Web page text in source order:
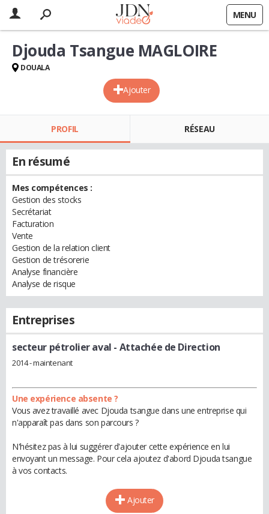
MENU
Ajouter
Djouda Tsangue MAGLOIRE
DOUALA
PROFIL RÉSEAU
En résumé
Mes compétences :
Gestion des stocks
Secrétariat
Facturation
Vente
Gestion de la relation client
Gestion de trésorerie
Analyse financière
Analyse de risque
Entreprises
secteur pétrolier aval - Attachée de Direction
2014 - maintenant
Une expérience absente ?
Vous avez travaillé avec Djouda tsangue dans une entreprise qui
n'apparaît pas dans son parcours ?
N'hésitez pas à lui suggérer d'ajouter cette expérience en lui
envoyant un message. Pour cela ajoutez d'abord Djouda tsangue
à vos contacts.
Ajouter